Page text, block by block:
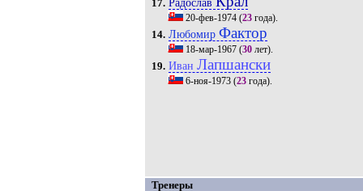
17.
20-фев-1974(23года).
14. Любомир Фактор
18-мар-1967(30лет).
19. Иван Лапшански
6-ноя-1973(23года).
Тренеры